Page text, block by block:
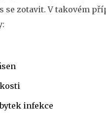
se zotavit. V takovém
infekce